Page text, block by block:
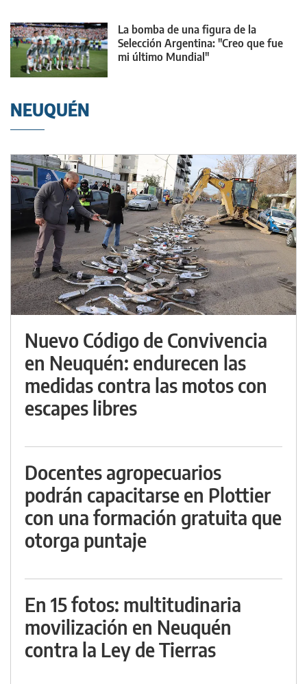
La bomba de una figura de la
Selección Argentina: "Creo que fue
mi último Mundial"
NEUQUÉN
Nuevo Código de Convivencia
en Neuquén: endurecen las
medidas contra las motos con
escapes libres
Docentes agropecuarios
podrán capacitarse en Plottier
con una formación gratuita que
otorga puntaje
En 15 fotos: multitudinaria
movilización en Neuquén
contra la Ley de Tierras